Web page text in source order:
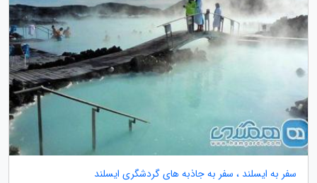
سفر به ایسلند ، سفر به جاذبه های گردشگری ایسلند